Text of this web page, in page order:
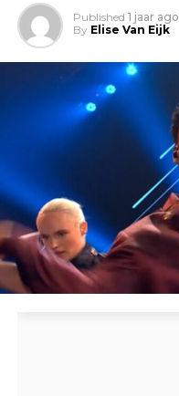
Published 1 jaar ago
By Elise Van Eijk